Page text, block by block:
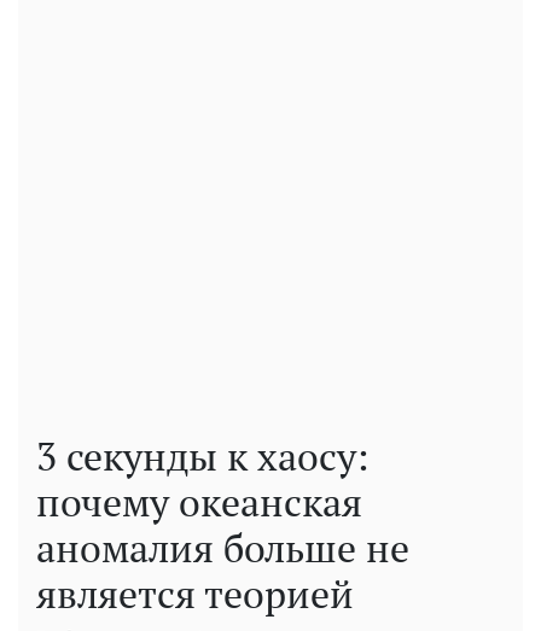
3 секунды к хаосу:
почему океанская
аномалия больше не
является теорией